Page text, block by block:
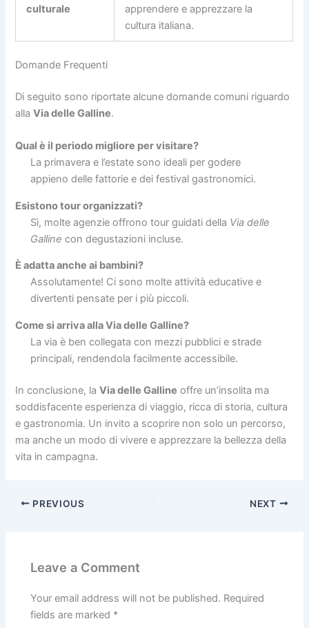
culturale
apprendere e apprezzare la
cultura italiana.
Domande Frequenti
Di seguito sono riportate alcune domande comuni riguardo
allaVia delle Galline.
Qual è il periodo migliore per visitare?
La primavera e l’estate sono ideali per godere
appieno delle fattorie e dei festival gastronomici.
Esistono tour organizzati?
Sì, molte agenzie offrono tour guidati della Via delle
Galline con degustazioni incluse.
È adatta anche ai bambini?
Assolutamente! Ci sono molte attività educative e
divertenti pensate per i più piccoli.
Come si arriva alla Via delle Galline?
La via è ben collegata con mezzi pubblici e strade
principali, rendendola facilmente accessibile.
In conclusione, laVia delle Galline offre un’insolita ma
soddisfacente esperienza di viaggio, ricca di storia, cultura
e gastronomia. Un invito a scoprire non solo un percorso,
ma anche un modo di vivere e apprezzare la bellezza della
vita in campagna.
PREVIOUS NEXT
Leave a Comment
Your email address will not be published. Required
fields are marked *